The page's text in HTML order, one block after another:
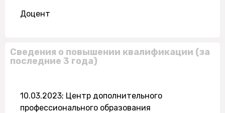
Доцент
Сведения о повышении квалификации (за
последние 3 года)
10.03.2023; Центр дополнительного
профессионального образования